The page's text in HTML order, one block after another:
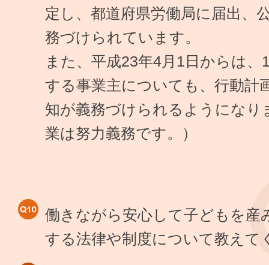
定し、都道府県労働局に届出、
務づけられています。
また、平成23年4月1日からは
する事業主についても、行動計
知が義務づけられるようになり
業は努力義務です。）
働きながら安心して子どもを産
する法律や制度について教えて